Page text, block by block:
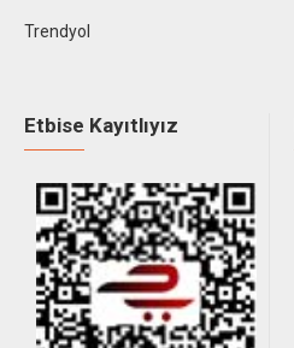
Trendyol
Etbise Kayıtlıyız